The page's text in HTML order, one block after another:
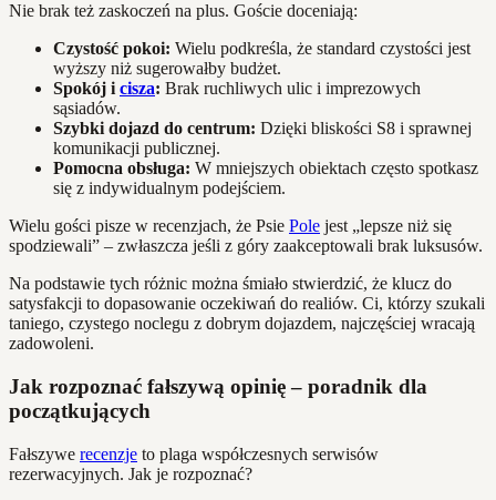
Nie brak też zaskoczeń na plus. Goście doceniają:
Czystość pokoi: Wielu podkreśla, że standard czystości jest
wyższy niż sugerowałby budżet.
Spokój icisza: Brak ruchliwych ulic i imprezowych
sąsiadów.
Szybki dojazd do centrum: Dzięki bliskości S8 i sprawnej
komunikacji publicznej.
Pomocna obsługa: W mniejszych obiektach często spotkasz
się z indywidualnym podejściem.
Wielu gości pisze w recenzjach, że Psie Pole jest „lepsze niż się
spodziewali” – zwłaszcza jeśli z góry zaakceptowali brak luksusów.
Na podstawie tych różnic można śmiało stwierdzić, że klucz do
satysfakcji to dopasowanie oczekiwań do realiów. Ci, którzy szukali
taniego, czystego noclegu z dobrym dojazdem, najczęściej wracają
zadowoleni.
Jak rozpoznać fałszywą opinię – poradnik dla
początkujących
Fałszywe recenzje to plaga współczesnych serwisów
rezerwacyjnych. Jak je rozpoznać?